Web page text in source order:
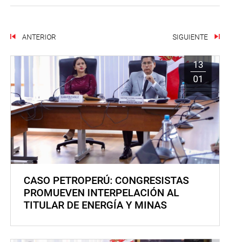
ANTERIOR SIGUIENTE
13
01
CASO PETROPERÚ: CONGRESISTAS
PROMUEVEN INTERPELACIÓN AL
TITULAR DE ENERGÍA Y MINAS